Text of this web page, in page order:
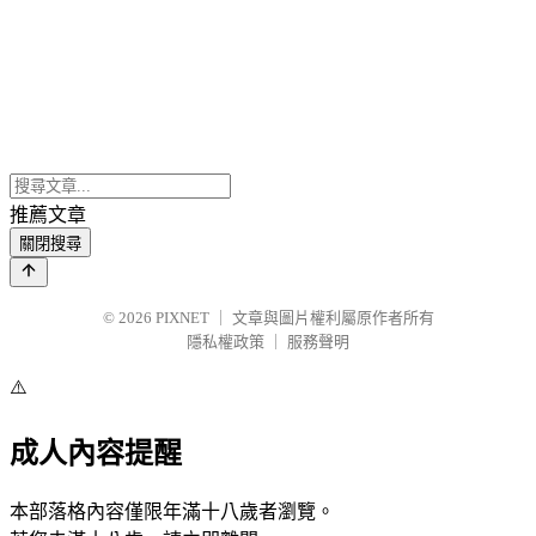
推薦文章
關閉搜尋
© 2026 PIXNET
文章與圖片權利屬原作者所有
隱私權政策
服務聲明
⚠️
成人內容提醒
本部落格內容僅限年滿十八歲者瀏覽。